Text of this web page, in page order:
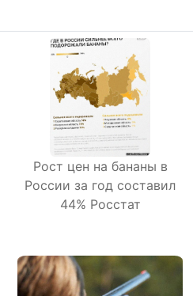
Рост цен на бананы в
России за год составил
44% Росстат